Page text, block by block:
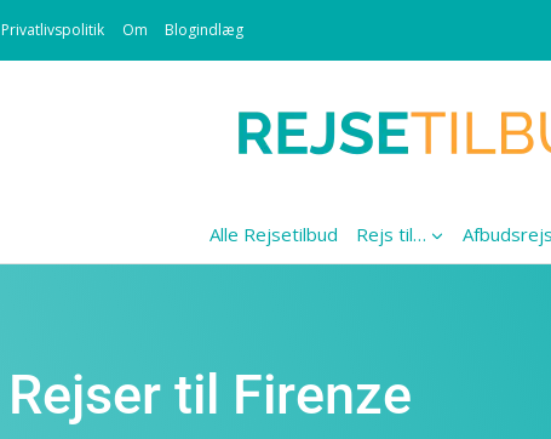
Privatlivspolitik Om Blogindlæg
Alle Rejsetilbud Rejs til…
Rejser til Firenze